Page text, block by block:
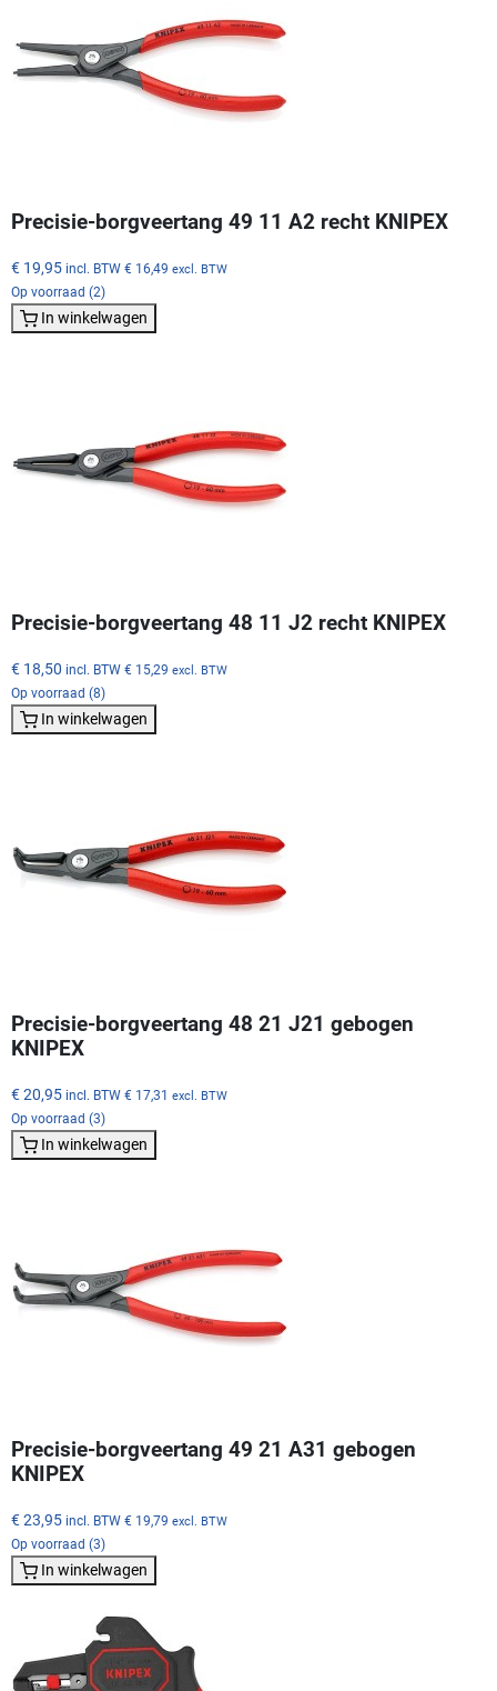
Precisie-borgveertang 49 11 A2 recht KNIPEX
€ 19,95 incl. BTW € 16,49 excl. BTW
Op voorraad (2)
In winkelwagen
Precisie-borgveertang 48 11 J2 recht KNIPEX
€ 18,50 incl. BTW € 15,29 excl. BTW
Op voorraad (8)
In winkelwagen
Precisie-borgveertang 48 21 J21 gebogen
KNIPEX
€ 20,95 incl. BTW € 17,31 excl. BTW
Op voorraad (3)
In winkelwagen
Precisie-borgveertang 49 21 A31 gebogen
KNIPEX
€ 23,95 incl. BTW € 19,79 excl. BTW
Op voorraad (3)
In winkelwagen